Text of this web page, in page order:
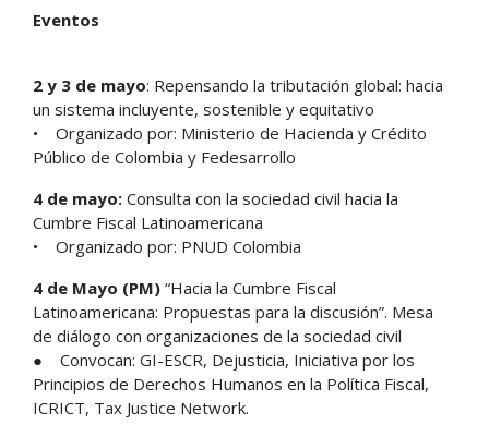
Eventos
2 y 3 de mayo: Repensando la tributación global: hacia
un sistema incluyente, sostenible y equitativo
• Organizado por: Ministerio de Hacienda y Crédito
Público de Colombia y Fedesarrollo
4 de mayo: Consulta con la sociedad civil hacia la
Cumbre Fiscal Latinoamericana
• Organizado por: PNUD Colombia
4 de Mayo (PM) “Hacia la Cumbre Fiscal
Latinoamericana: Propuestas para la discusión”. Mesa
de diálogo con organizaciones de la sociedad civil
● Convocan: GI-ESCR, Dejusticia, Iniciativa por los
Principios de Derechos Humanos en la Política Fiscal,
ICRICT, Tax Justice Network.